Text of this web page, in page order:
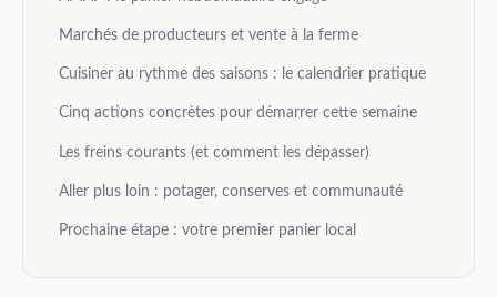
Marchés de producteurs et vente à la ferme
Cuisiner au rythme des saisons : le calendrier pratique
Cinq actions concrètes pour démarrer cette semaine
Les freins courants (et comment les dépasser)
Aller plus loin : potager, conserves et communauté
Prochaine étape : votre premier panier local